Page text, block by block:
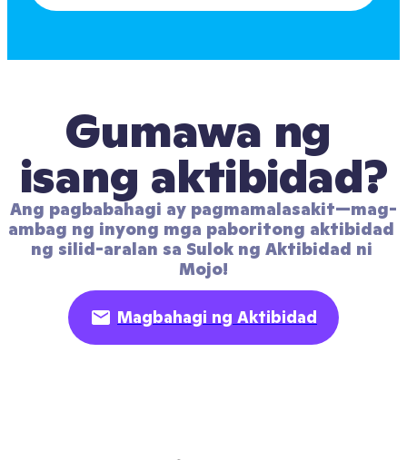
Gumawa ng
isang aktibidad?
Ang pagbabahagi ay pagmamalasakit—mag-
ambag ng inyong mga paboritong aktibidad
ng silid-aralan sa Sulok ng Aktibidad ni
Mojo!
Magbahagi ng Aktibidad